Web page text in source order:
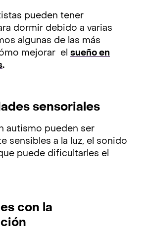
pueden tener
dormir debido a varias
algunas de las más
mejorar el sueño en
.
sensoriales
autismo pueden ser
sensibles a la luz, el sonido
puede dificultarles el
con la